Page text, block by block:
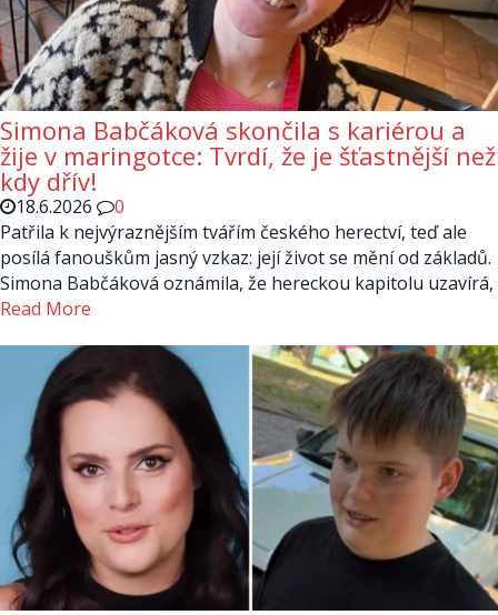
Simona Babčáková skončila s kariérou a
žije v maringotce: Tvrdí, že je šťastnější než
kdy dřív!
18.6.2026
0
Patřila k nejvýraznějším tvářím českého herectví, teď ale
posílá fanouškům jasný vzkaz: její život se mění od základů.
Simona Babčáková oznámila, že hereckou kapitolu uzavírá,
Read More